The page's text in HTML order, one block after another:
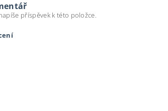
příspěvek k této položce.